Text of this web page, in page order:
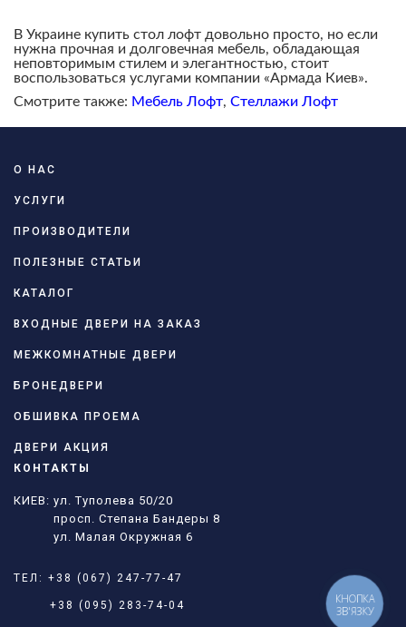
В Украине купить стол лофт довольно просто, но если
нужна прочная и долговечная мебель, обладающая
неповторимым стилем и элегантностью, стоит
воспользоваться услугами компании «Армада Киев».
Смотрите также: Мебель Лофт, Стеллажи Лофт
О НАС
УСЛУГИ
ПРОИЗВОДИТЕЛИ
ПОЛЕЗНЫЕ СТАТЬИ
КАТАЛОГ
ВХОДНЫЕ ДВЕРИ НА ЗАКАЗ
МЕЖКОМНАТНЫЕ ДВЕРИ
БРОНЕДВЕРИ
ОБШИВКА ПРОЕМА
ДВЕРИ АКЦИЯ
КОНТАКТЫ
КИЕВ: ул. Туполева 50/20
просп. Степана Бандеры 8
ул. Малая Окружная 6
ТЕЛ: +38 (067) 247-77-47
+38 (095) 283-74-04
КНОПКА
ЗВ'ЯЗКУ